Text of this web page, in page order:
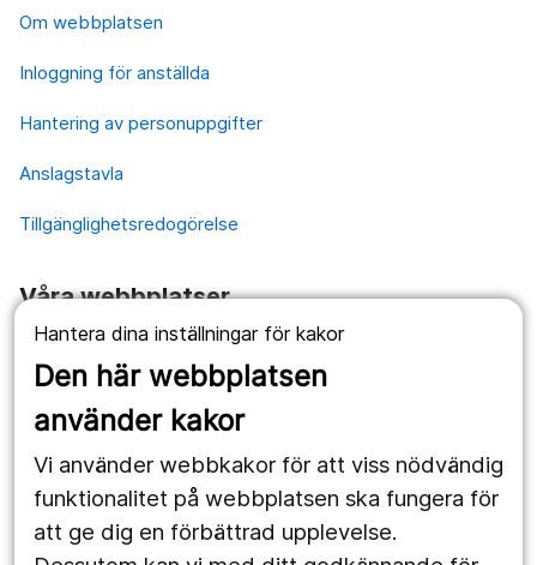
Hantera dina inställningar för kakor
Den här webbplatsen
använder kakor
Vi använder webbkakor för att viss nödvändig
funktionalitet på webbplatsen ska fungera för
att ge dig en förbättrad upplevelse.
Om webbplatsen
Inloggning för anställda
Hantering av personuppgifter
Anslagstavla
Tillgänglighetsredogörelse
Våra webbplatser
1177.se
Länstrafiken
Utveckling